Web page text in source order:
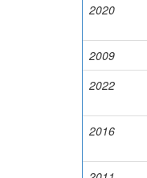
2020
2009
2022
2016